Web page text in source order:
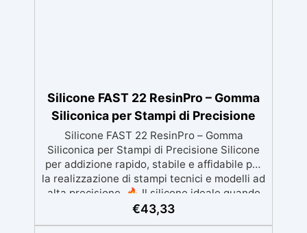
Silicone FAST 22 ResinPro – Gomma
Siliconica per Stampi di Precisione
Silicone FAST 22 ResinPro – Gomma
Siliconica per Stampi di Precisione Silicone
per addizione rapido, stabile e affidabile per
la realizzazione di stampi tecnici e modelli ad
alta precisione. 🔥 Il silicone ideale quando
servono dettagli perfetti, tempi rapidi e
€43,33